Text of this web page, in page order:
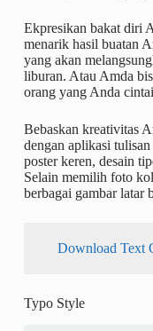
Ekpresikan bakat diri
menarik hasil buatan
yang akan
liburan. Atau Amda
orang yang Anda
Bebaskan kreativitas
dengan aplikasi
poster keren, desain
Selain memilih foto
berbagai gambar latar
Download Text
Typo Style